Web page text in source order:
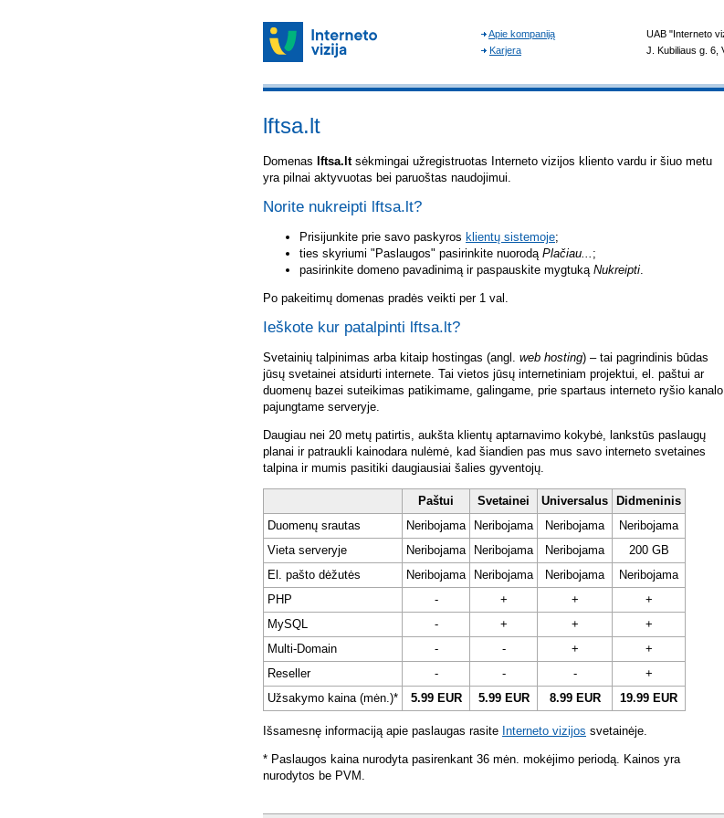
lftsa.lt
Domenas lftsa.ltsėkmingai užregistruotas Interneto vizijos kliento vardu ir šiuo metu
yra pilnai aktyvuotas bei paruoštas naudojimui.
Norite nukreipti lftsa.lt?
Prisijunkite prie savo paskyros klientų sistemoje;
ties skyriumi "Paslaugos" pasirinkite nuorodą Plačiau... ;
pasirinkite domeno pavadinimą ir paspauskite mygtuką Nukreipti.
Po pakeitimų domenas pradės veikti per 1 val.
Ieškote kur patalpinti lftsa.lt?
Svetainių talpinimas arba kitaip hostingas (angl. web hosting) – tai pagrindinis būdas
jūsų svetainei atsidurti internete. Tai vietos jūsų internetiniam projektui, el. paštui ar
duomenų bazei suteikimas patikimame, galingame, prie spartaus interneto ryšio kanalo
pajungtame serveryje.
Daugiau nei 20 metų patirtis, aukšta klientų aptarnavimo kokybė, lankstūs paslaugų
planai ir patraukli kainodara nulėmė, kad šiandien pas mus savo interneto svetaines
talpina ir mumis pasitiki daugiausiai šalies gyventojų.
Paštui Svetainei Universalus
Didmeninis
Duomenų srautas
Neribojama Neribojama Neribojama
Neribojama
Vieta serveryje
Neribojama Neribojama Neribojama
200 GB
El. pašto dėžutės
Neribojama Neribojama Neribojama
Neribojama
PHP
- + +
+
MySQL
- + +
+
Multi-Domain
- - +
+
Reseller
- - -
+
Užsakymo kaina (mėn.)*
5.99 EUR 5.99 EUR 8.99 EUR 19.99 EUR
Išsamesnę informaciją apie paslaugas rasite Interneto vizijos svetainėje.
* Paslaugos kaina nurodyta pasirenkant 36 mėn. mokėjimo periodą. Kainos yra
nurodytos be PVM.